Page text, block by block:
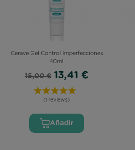
Cerave Gel Control Imperfecciones
40ml
15,00 € 13,41 €
(1 reviews)
Añadir